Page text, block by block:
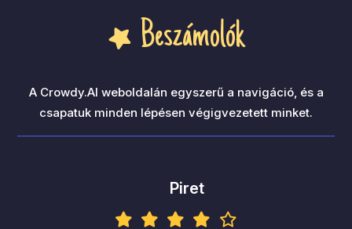
Beszámolók
A Crowdy.AI weboldalán egyszerű a navigáció, és a
csapatuk minden lépésen végigvezetett minket.
Piret